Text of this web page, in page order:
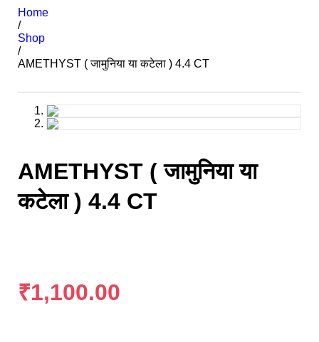
Home
/
Shop
/
AMETHYST ( जामुनिया या कटेला ) 4.4 CT
AMETHYST ( जामुनिया या
कटेला ) 4.4 CT
₹1,100.00